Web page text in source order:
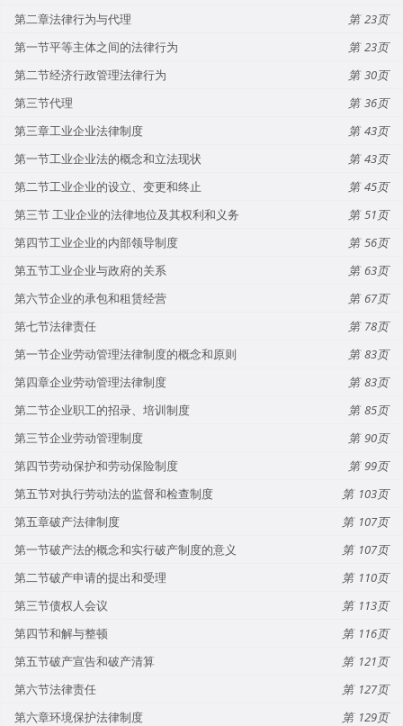
第二章法律行为与代理
23
第一节平等主体之间的法律行为
23
第二节经济行政管理法律行为
30
第三节代理
36
第三章工业企业法律制度
43
第一节工业企业法的概念和立法现状
43
第二节工业企业的设立、变更和终止
45
第三节 工业企业的法律地位及其权利和义务
51
第四节工业企业的内部领导制度
56
第五节工业企业与政府的关系
63
第六节企业的承包和租赁经营
67
第七节法律责任
78
第一节企业劳动管理法律制度的概念和原则
83
第四章企业劳动管理法律制度
83
第二节企业职工的招录、培训制度
85
第三节企业劳动管理制度
90
第四节劳动保护和劳动保险制度
99
第五节对执行劳动法的监督和检查制度
103
第五章破产法律制度
107
第一节破产法的概念和实行破产制度的意义
107
第二节破产申请的提出和受理
110
第三节债权人会议
113
第四节和解与整顿
116
第五节破产宣告和破产清算
121
第六节法律责任
127
第六章环境保护法律制度
129